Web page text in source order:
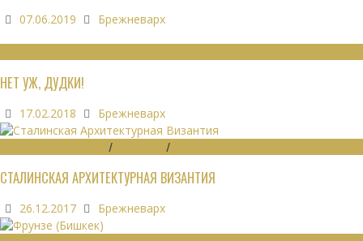
07.06.2019 Брежневарх
НЕТ УЖ, ДУДКИ!
17.02.2018 Брежневарх
/ /
СТАЛИНСКАЯ АРХИТЕКТУРНАЯ ВИЗАНТИЯ
26.12.2017 Брежневарх